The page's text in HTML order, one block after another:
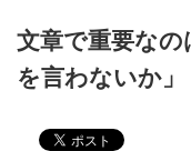
文章で重要な
を言わないか」